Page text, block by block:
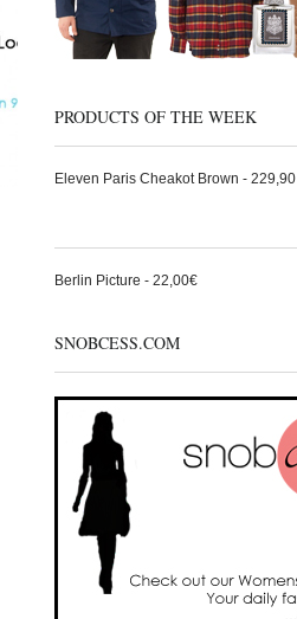
PRODUCTS OF THE WEEK
Eleven Paris Cheakot Brown - 229,90
Berlin Picture - 22,00€
SNOBCESS.COM